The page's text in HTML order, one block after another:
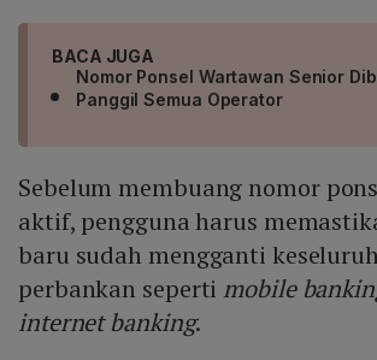
BACA JUGA
Nomor Ponsel Wartawan Senior
Panggil Semua Operator
Sebelum membuang nomor
aktif, pengguna harus
baru sudah mengganti
perbankan seperti mobile
internet banking.